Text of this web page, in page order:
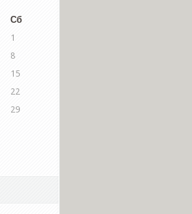
Сб
1
8
15
22
29